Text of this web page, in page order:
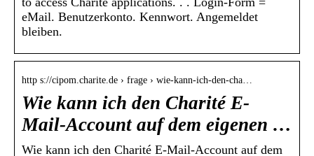
eMail. Benutzerkonto. Kennwort. Angemeldet
bleiben.
http s://cipom.charite.de › frage › wie-kann-ich-den-cha…
Wie kann ich den Charité E-
Mail-Account auf dem eigenen …
Wie kann ich den Charité E-Mail-Account auf dem